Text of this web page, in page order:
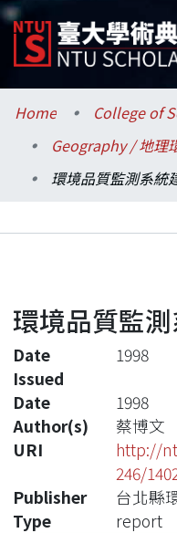
Communities &
Research Outputs
Statistics
Home
College of
環境品質監測系統
環境品質監
Date
Issued
1998
Date
1998
Author(s)
蔡博文
URI
http://
246/
Publisher
台北縣
Type
report